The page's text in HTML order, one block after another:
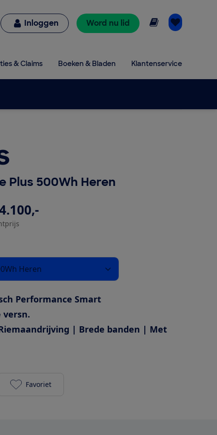
Inloggen Word nu lid Online lezen
& Claims Boeken & Bladen Klantenservice
Plus 500Wh Heren
Heren
Performance Smart
versn.
| Brede banden | Met
Batavus Finez PT Exclusive Plus 500Wh Heren
Favoriet